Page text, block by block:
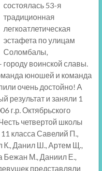
состоялась 53-я
традиционная
легкоатлетическая
эстафета по улицам
Соломбалы,
воинской славы.
юношей и команда
очень достойно! А
результат и заняли 1
г.р. Октябрьского
четвертой школы
класса Савелий П.,
К., Данил Ш., Артем Щ.,
Бежан М., Даниил Е.,
представляли